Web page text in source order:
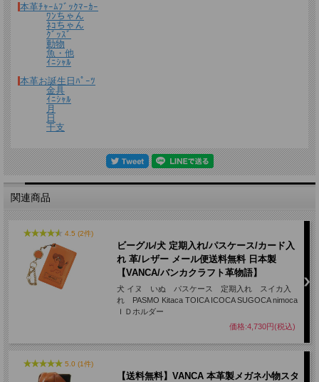
本革ﾁｬｰﾑﾌﾞｯｸﾏｰｶｰ
ﾜﾝちゃん
ﾈｺちゃん
ｸﾞｯｽﾞ
動物
魚・他
ｲﾆｼｬﾙ
本革お誕生日ﾊﾟｰﾂ
金具
ｲﾆｼｬﾙ
月
日
干支
関連商品
4.5 (2件)
ビーグル/犬 定期入れ/パスケース/カード入
れ 革/レザー メール便送料無料 日本製
【VANCA/バンカクラフト革物語】
犬 イヌ いぬ パスケース 定期入れ スイカ入
れ PASMO Kitaca TOICA ICOCA SUGOCA nimoca
ＩＤホルダー
価格:4,730円(税込)
5.0 (1件)
【送料無料】VANCA 本革製メガネ小物スタ